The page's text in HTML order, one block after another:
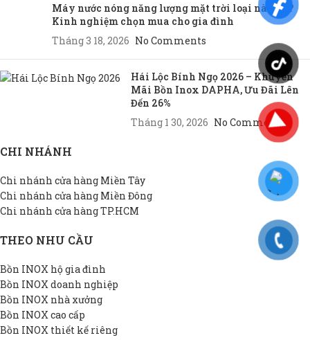
Máy nước nóng năng lượng mặt trời loại nào tốt?
Kinh nghiệm chọn mua cho gia đình
Tháng 3 18, 2026 No Comments
Hái Lộc Bính Ngọ 2026 – Khuyến
Mãi Bồn Inox DAPHA, Ưu Đãi Lên
Đến 26%
Tháng 1 30, 2026 No Comments
CHI NHÁNH
Chi nhánh cửa hàng Miền Tây
Chi nhánh cửa hàng Miền Đông
Chi nhánh cửa hàng TP.HCM
THEO NHU CẦU
Bồn INOX hộ gia đình
Bồn INOX doanh nghiệp
Bồn INOX nhà xưởng
Bồn INOX cao cấp
Bồn INOX thiết kế riêng